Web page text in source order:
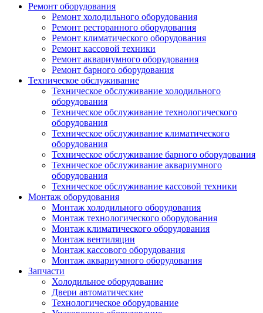
Ремонт оборудования
Ремонт холодильного оборудования
Ремонт ресторанного оборудования
Ремонт климатического оборудования
Ремонт кассовой техники
Ремонт аквариумного оборудования
Ремонт барного оборудования
Техническое обслуживание
Техническое обслуживание холодильного
оборудования
Техническое обслуживание технологического
оборудования
Техническое обслуживание климатического
оборудования
Техническое обслуживание барного оборудования
Техническое обслуживание аквариумного
оборудования
Техническое обслуживание кассовой техники
Монтаж оборудования
Монтаж холодильного оборудования
Монтаж технологического оборудования
Монтаж климатического оборудования
Монтаж вентиляции
Монтаж кассового оборудования
Монтаж аквариумного оборудования
Запчасти
Холодильное оборудование
Двери автоматические
Технологическое оборудование